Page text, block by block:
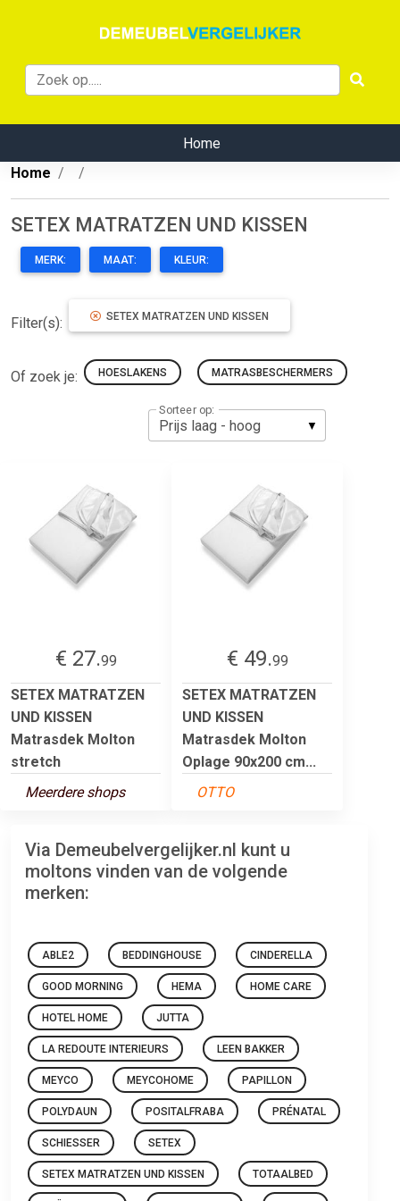
Home
Home
SETEX MATRATZEN UND KISSEN
MERK: MAAT: KLEUR:
Filter(s): SETEX MATRATZEN UND KISSEN
Of zoek je: HOESLAKENS MATRASBESCHERMERS
Sorteer op:
€ 27.99
SETEX MATRATZEN
UND KISSEN
Matrasdek Molton
stretch
Meerdere shops
€ 49.99
SETEX MATRATZEN
UND KISSEN
Matrasdek Molton
Oplage 90x200 cm...
OTTO
Via Demeubelvergelijker.nl kunt u
moltons vinden van de volgende
merken:
ABLE2 BEDDINGHOUSE CINDERELLA
GOOD MORNING HEMA HOME CARE
HOTEL HOME JUTTA
LA REDOUTE INTERIEURS LEEN BAKKER
MEYCO MEYCOHOME PAPILLON
POLYDAUN POSITALFRABA PRÉNATAL
SCHIESSER SETEX
SETEX MATRATZEN UND KISSEN TOTAALBED